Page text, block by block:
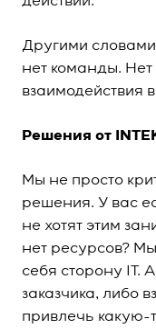
Другими
нет команды.
взаимодействия
Решения от
Мы не просто
решения. У вас
не хотят этим
нет ресурсов?
себя сторону IT.
заказчика, либо
привлечь какую-